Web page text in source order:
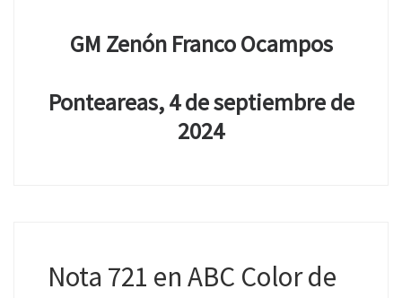
GM Zenón Franco Ocampos
Ponteareas, 4 de septiembre de
2024
Nota 721 en ABC Color de